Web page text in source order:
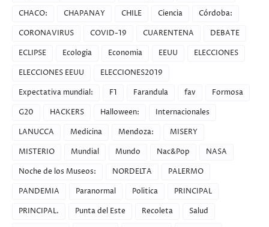
CHACO:
CHAPANAY CHILE Ciencia
Córdoba:
CORONAVIRUS
COVID-19 CUARENTENA
DEBATE
ECLIPSE
Ecologia Economia EEUU
ELECCIONES
ELECCIONES EEUU
ELECCIONES2019
Expectativa mundial:
F1 Farandula fav
Formosa
G20
HACKERS Halloween:
Internacionales
LANUCCA
Medicina Mendoza:
MISERY
MISTERIO
Mundial Mundo Nac&Pop
NASA
Noche de los Museos:
NORDELTA
PALERMO
PANDEMIA
Paranormal Politica
PRINCIPAL
PRINCIPAL.
Punta del Este Recoleta
Salud